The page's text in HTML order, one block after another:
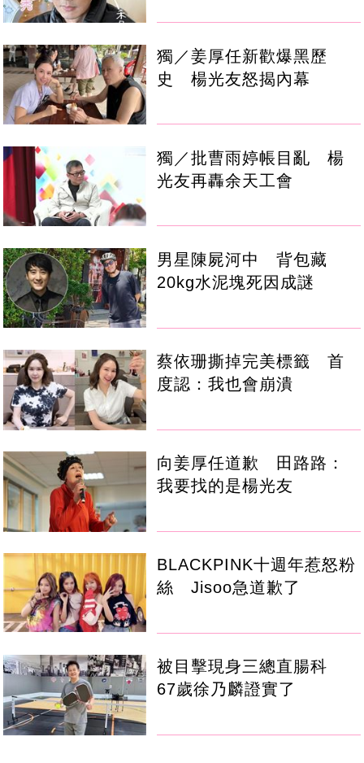
獨／姜厚任新歡爆黑歷
史 楊光友怒揭內幕
獨／批曹雨婷帳目亂 楊
光友再轟余天工會
男星陳屍河中 背包藏
20kg水泥塊死因成謎
蔡依珊撕掉完美標籤 首
度認：我也會崩潰
向姜厚任道歉 田路路：
我要找的是楊光友
BLACKPINK十週年惹怒粉
絲 Jisoo急道歉了
被目擊現身三總直腸科
67歲徐乃麟證實了